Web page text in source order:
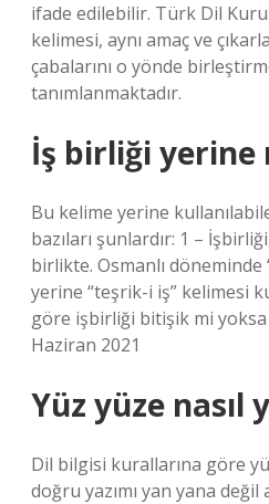
ifade edilebilir. Türk Dil
kelimesi, aynı amaç ve
çabalarını o yönde
tanımlanmaktadır.
İş birliği yerine
Bu kelime yerine
bazıları şunlardır: 1 –
birlikte. Osmanlı döneminde
yerine “teşrik-i iş” kelimesi
göre işbirliği bitişik mi yoksa
Haziran 2021
Yüz yüze nasıl
Dil bilgisi kurallarına göre
doğru yazımı yan yana değil